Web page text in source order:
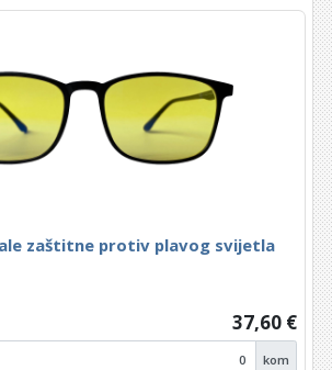
zaštitne protiv plavog svijetla
37,60 €
kom